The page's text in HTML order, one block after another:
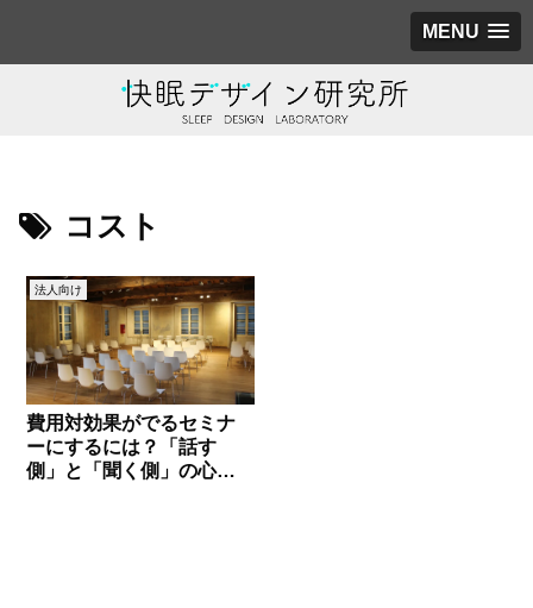
MENU
コスト
法人向け
費用対効果がでるセミナ
ーにするには？「話す
側」と「聞く側」の心が